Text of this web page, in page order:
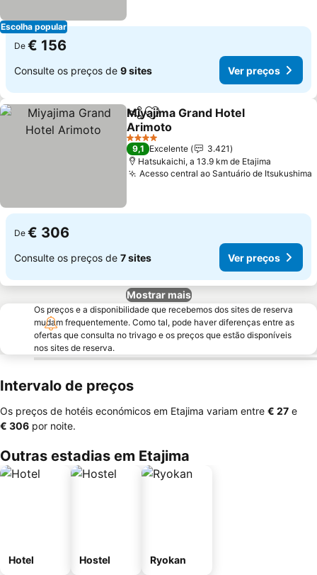
Escolha popular
De € 156
Consulte os preços de 9 sites Ver preços
PartilharAdicionar aos favoritos
Miyajima Grand Hotel
Arimoto
4 Estrelas
9,1 Excelente
3.421
Hatsukaichi, a 13.9 km de Etajima
Acesso central ao Santuário de Itsukushima
De € 306
Consulte os preços de 7 sites Ver preços
Mostrar mais
Os preços e a disponibilidade que recebemos dos sites de reserva
mudam frequentemente. Como tal, pode haver diferenças entre as
ofertas que consulta no trivago e os preços que estão disponíveis
nos sites de reserva.
Intervalo de preços
Os preços de hotéis económicos em Etajima variam entre ‎€ 27 e
‎€ 306 por noite.
Outras estadias em Etajima
Hotel Hostel Ryokan